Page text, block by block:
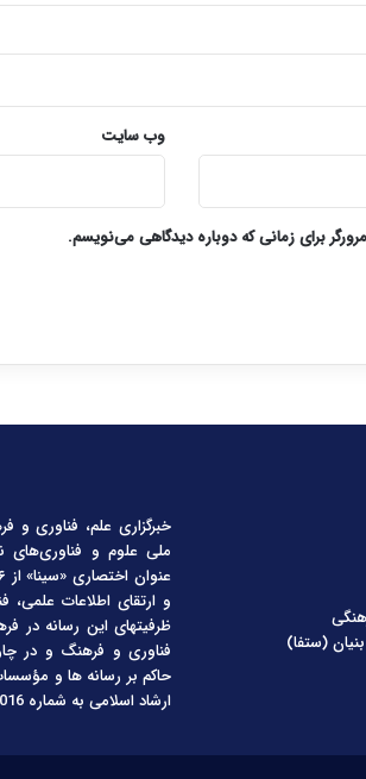
وب‌ سایت
برای زمانی که دوباره دیدگاهی می‌نویسم.
(ستفا)
خبرگزاری علم، فناوری و
ملی علوم و فناوری‌های
و ارتقای اطلاعات علمی،
ظرفیتهای این رسانه در
فناوری و فرهنگ و در
حاکم بر رسانه ها و
ارشاد اسلامی به شماره 70016 فعالیت خود را آغاز کرده است.